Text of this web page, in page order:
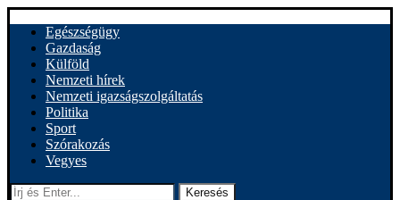
Egészségügy
Gazdaság
Külföld
Nemzeti hírek
Nemzeti igazságszolgáltatás
Politika
Sport
Szórakozás
Vegyes
Keresés